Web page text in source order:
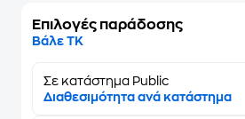
Επιλογές παράδοσης
Βάλε ΤΚ
Σε κατάστημα Public
Διαθεσιμότητα ανά κατάστημα